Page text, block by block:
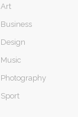
Art
Business
Design
Music
Photography
Sport